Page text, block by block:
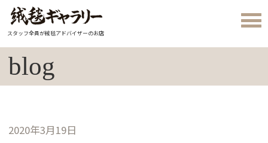
スタッフ全員が絨毯アドバイザーのお店
blog
2020年3月19日